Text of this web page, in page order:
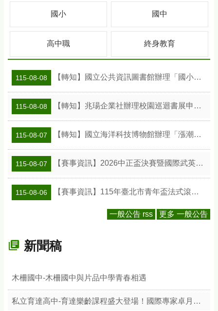
國小 國中
高中職 終身教育
115-08-08 【轉知】國立公共資訊圖書館辦理「國小班級訪問工作坊」活動及教案資訊
115-08-08 【轉知】兆瑒企業社辦理校園巡迴書展申請資訊
115-08-07 【轉知】國立海洋科技博物館辦理「漲潮時刻—原民智慧主題探索課程」參訪補助案
115-08-07 【賽事資訊】2026中正盃決賽暨國際武英盃武術精英錦標賽
115-08-06 【賽事資訊】115年臺北市青年盃法式滾球錦標賽
一般公告 rss 更多 一般公告
新聞稿
木柵國中-木柵國中與片品中學青春相遇
私立育達高中-育達樂齡課程盛大登場！國際專家卓月蘭帶領樂齡族體驗綠色療癒力